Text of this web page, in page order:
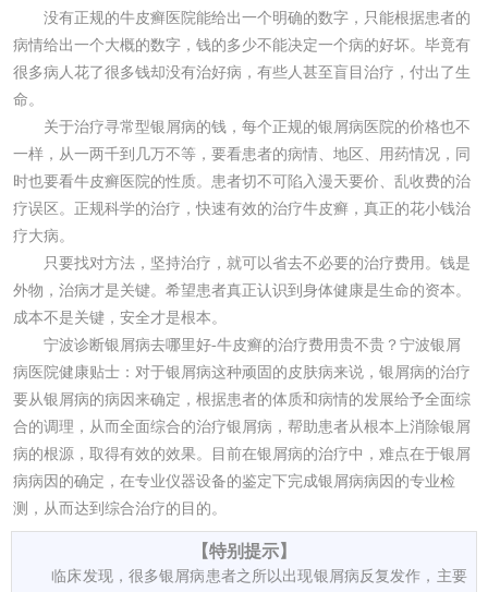
没有正规的牛皮癣医院能给出一个明确的数字，只能根据患者的
病情给出一个大概的数字，钱的多少不能决定一个病的好坏。毕竟有
很多病人花了很多钱却没有治好病，有些人甚至盲目治疗，付出了生
命。
关于治疗寻常型银屑病的钱，每个正规的银屑病医院的价格也不
一样，从一两千到几万不等，要看患者的病情、地区、用药情况，同
时也要看牛皮癣医院的性质。患者切不可陷入漫天要价、乱收费的治
疗误区。正规科学的治疗，快速有效的治疗牛皮癣，真正的花小钱治
疗大病。
只要找对方法，坚持治疗，就可以省去不必要的治疗费用。钱是
外物，治病才是关键。希望患者真正认识到身体健康是生命的资本。
成本不是关键，安全才是根本。
宁波诊断银屑病去哪里好-牛皮癣的治疗费用贵不贵？宁波银屑
病医院健康贴士：对于银屑病这种顽固的皮肤病来说，银屑病的治疗
要从银屑病的病因来确定，根据患者的体质和病情的发展给予全面综
合的调理，从而全面综合的治疗银屑病，帮助患者从根本上消除银屑
病的根源，取得有效的效果。目前在银屑病的治疗中，难点在于银屑
病病因的确定，在专业仪器设备的鉴定下完成银屑病病因的专业检
测，从而达到综合治疗的目的。
【特别提示】
临床发现，很多银屑病患者之所以出现银屑病反复发作，主要